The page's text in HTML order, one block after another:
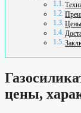
Цены
цены,